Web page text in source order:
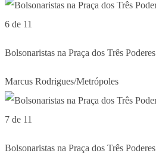
6 de 11
Bolsonaristas na Praça dos Três Poderes
Marcus Rodrigues/Metrópoles
7 de 11
Bolsonaristas na Praça dos Três Poderes